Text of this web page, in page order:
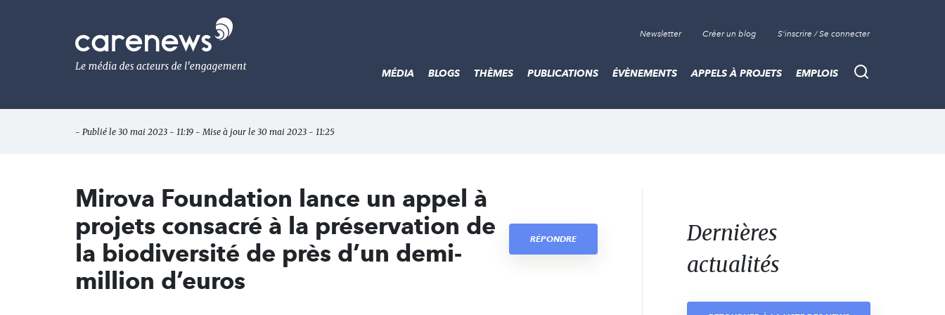
Le
média
de
l'engagement
Newsletter Créer un blog S'inscrire / Se connecter
Recherche
MÉDIA BLOGS THÈMES PUBLICATIONS ÉVÈNEMENTS APPELS À PROJETS EMPLOIS
- Publié le 30 mai 2023 - 11:19 - Mise à jour le 30 mai 2023 - 11:25
Mirova Foundation lance un appel à
projets consacré à la préservation de
la biodiversité de près d’un demi-
million d’euros
RÉPONDRE
Dernières
actualités